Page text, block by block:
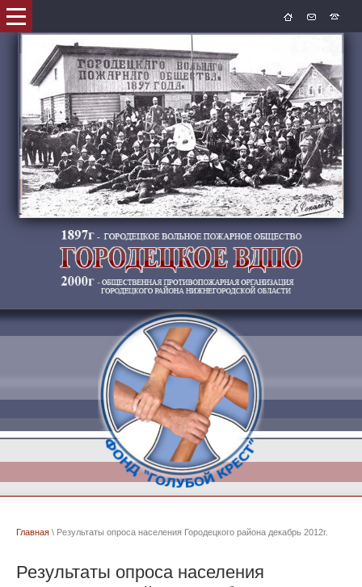
Главная \ Результаты опроса населения Городецкого района декабрь 2012г.
Результаты опроса населения